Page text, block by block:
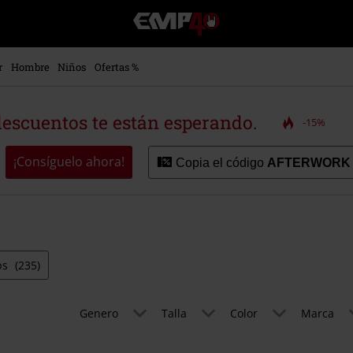
EMP
-
Música,
Merch
Ropa
Alternativa
Hombre Niños Ofertas %
te están esperando. -15%
¡Consíguelo ahora! Copia el código AFTERWORK
(235)
Genero Talla Color Marca